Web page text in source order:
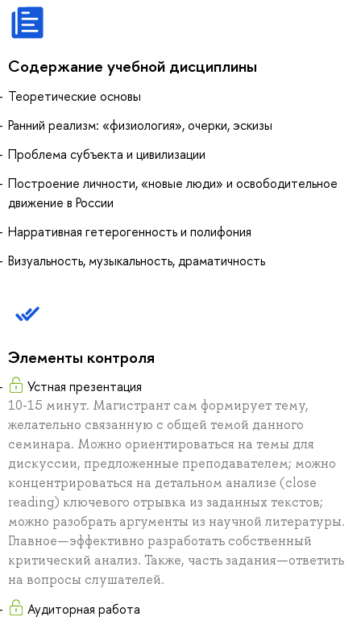
Содержание учебной дисциплины
Теоретические основы
Ранний реализм: «физиология», очерки, эскизы
Проблема субъекта и цивилизации
Построение личности, «новые люди» и освободительное
движение в России
Нарративная гетерогенность и полифония
Визуальность, музыкальность, драматичность
Элементы контроля
Устная презентация
10-15 минут. Магистрант сам формирует тему,
желательно связанную с общей темой данного
семинара. Можно ориентироваться на темы для
дискуссии, предложенные преподавателем; можно
концентрироваться на детальном анализе (close
reading) ключевого отрывка из заданных текстов;
можно разобрать аргументы из научной литературы.
Главное—эффективно разработать собственный
критический анализ. Также, часть задания—ответить
на вопросы слушателей.
Аудиторная работа